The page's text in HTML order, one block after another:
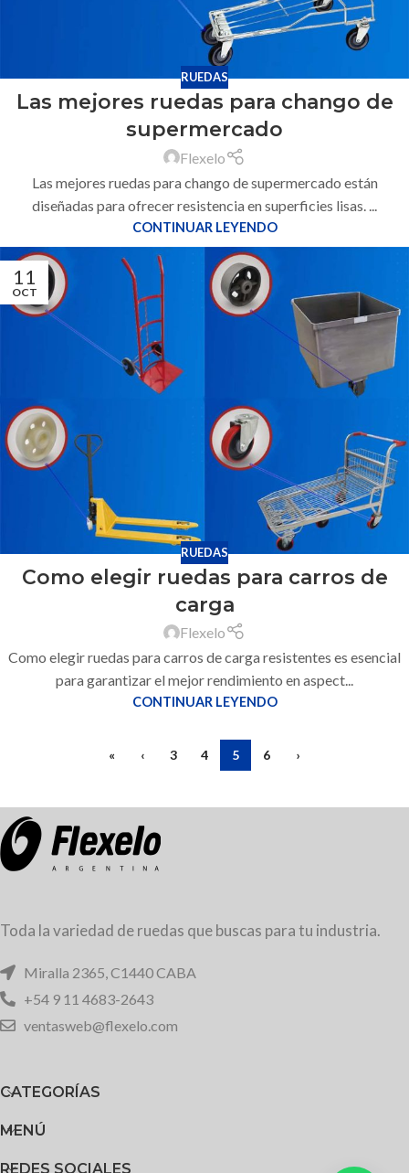
RUEDAS
Las mejores ruedas para chango de
supermercado
Flexelo
Las mejores ruedas para chango de supermercado están
diseñadas para ofrecer resistencia en superficies lisas. ...
CONTINUAR LEYENDO
11
OCT
RUEDAS
Como elegir ruedas para carros de
carga
Flexelo
Como elegir ruedas para carros de carga resistentes es esencial
para garantizar el mejor rendimiento en aspect...
CONTINUAR LEYENDO
« ‹ 3 4 5 6 ›
Toda la variedad de ruedas que buscas para tu industria.
Miralla 2365, C1440 CABA
+54 9 11 4683-2643
ventasweb@flexelo.com
CATEGORÍAS
MENÚ
REDES SOCIALES